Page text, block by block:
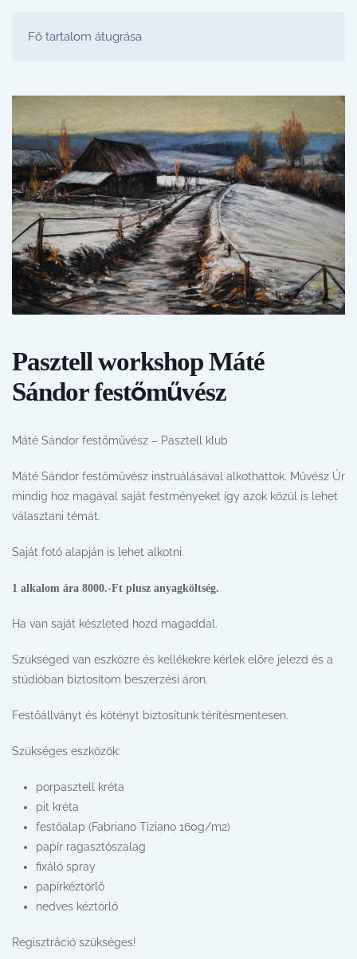
Fő tartalom átugrása
FESTŐ PARTY STÚDIÓ
Pasztell workshop Máté
Sándor festőművész
Máté Sándor festőművész – Pasztell klub
Máté Sándor festőművész instruálásával alkothattok. Művész Úr
mindig hoz magával saját festményeket így azok közül is lehet
választani témát.
Saját fotó alapján is lehet alkotni.
1 alkalom ára 8000.-Ft plusz anyagköltség.
Ha van saját készleted hozd magaddal.
Szükséged van eszközre és kellékekre kérlek előre jelezd és a
stúdióban biztosítom beszerzési áron.
Festőállványt és kötényt biztosítunk térítésmentesen.
Szükséges eszközök:
porpasztell kréta
pit kréta
festőalap (Fabriano Tiziano 160g/m2)
papír ragasztószalag
fixáló spray
papírkéztörlő
nedves kéztörlő
Regisztráció szükséges!